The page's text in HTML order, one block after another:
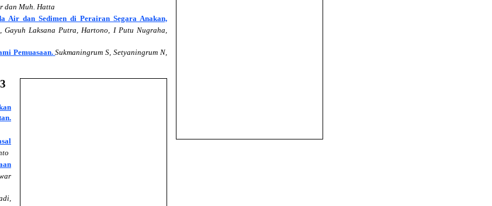
dan Muh. Hatta
Air dan Sedimen di Perairan Segara Anakan,
Laksana Putra, Hartono, I Putu Nugraha,
Pemuasaan. Sukmaningrum S, Setyaningrum N,